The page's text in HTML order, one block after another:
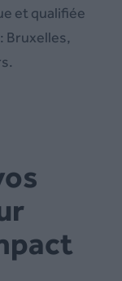
et qualifiée
Bruxelles,